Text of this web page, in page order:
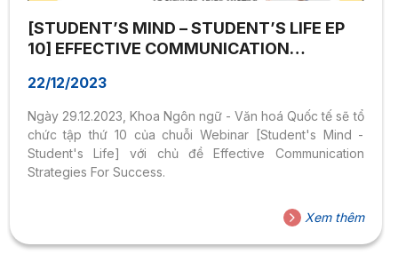
[STUDENT’S MIND – STUDENT’S LIFE EP
10] EFFECTIVE COMMUNICATION
22/12/2023
Ngày 29.12.2023, Khoa Ngôn ngữ - Văn hoá Quốc tế sẽ tổ
chức tập thứ 10 của chuỗi Webinar [Student's Mind -
Student's Life] với chủ đề Effective Communication
Strategies For Success.
Xem thêm